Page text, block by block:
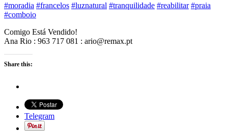
‪#‎moradia‬ ‪#‎francelos‬ ‪#‎luznatural‬ ‪#‎tranquilidade‬ ‪#‎reabilitar‬ ‪#‎praia‬
‪#‎comboio‬
Comigo Está Vendido!
Ana Rio : 963 717 081 : ario@remax.pt
Share this:
Telegram